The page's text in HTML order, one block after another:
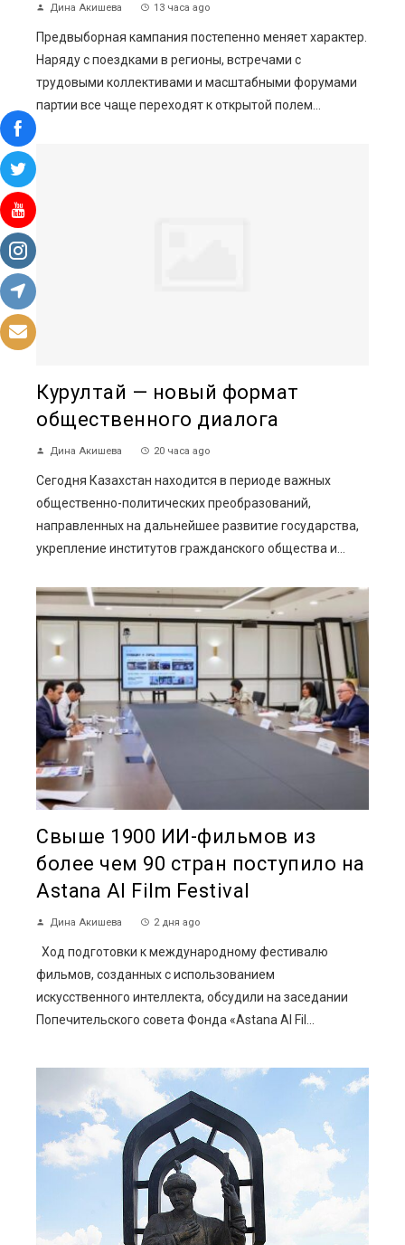
Дина Акишева 13 часа ago
Предвыборная кампания постепенно меняет характер.
Наряду с поездками в регионы, встречами с
трудовыми коллективами и масштабными форумами
партии все чаще переходят к открытой полем...
Курултай — новый формат
общественного диалога
Дина Акишева 20 часа ago
Сегодня Казахстан находится в периоде важных
общественно-политических преобразований,
направленных на дальнейшее развитие государства,
укрепление институтов гражданского общества и...
Свыше 1900 ИИ-фильмов из
более чем 90 стран поступило на
Astana AI Film Festival
Дина Акишева 2 дня ago
Ход подготовки к международному фестивалю
фильмов, созданных с использованием
искусственного интеллекта, обсудили на заседании
Попечительского совета Фонда «Astana AI Fil...